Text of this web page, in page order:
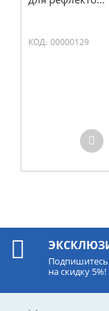
КОД: 00000129
на скидку 5%!